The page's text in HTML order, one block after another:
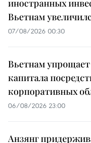
иностранных
Вьетнам
07/08/2026 00:30
Вьетнам
капитала
корпоративных
06/08/2026 23:00
Анзянг